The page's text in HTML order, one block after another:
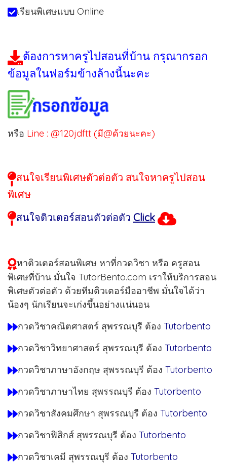
เรียนพิเศษแบบ Online
ต้องการหาครูไปสอนที่บ้าน กรุณากรอก
ข้อมูลในฟอร์มข้างล้างนี้นะคะ
หรือ Line : @120jdftt (มี@ด้วยนะคะ)
สนใจเรียนพิเศษตัวต่อตัว สนใจหาครูไปสอน
พิเศษ
สนใจติวเตอร์สอนตัวต่อตัว Click
หาติวเตอร์สอนพิเศษ หาที่กวดวิชา หรือ ครูสอน
พิเศษที่บ้าน มั่นใจ TutorBento.com เราให้บริการสอน
พิเศษตัวต่อตัว ด้วยทีมติวเตอร์มืออาชีพ มั่นใจได้ว่า
น้องๆ นักเรียนจะเก่งขึ้นอย่างแน่นอน
กวดวิชาคณิตศาสตร์ สุพรรณบุรี ต้อง Tutorbento
กวดวิชาวิทยาศาสตร์ สุพรรณบุรี ต้อง Tutorbento
กวดวิชาภาษาอังกฤษ สุพรรณบุรี ต้อง Tutorbento
กวดวิชาภาษาไทย สุพรรณบุรี ต้อง Tutorbento
กวดวิชาสังคมศึกษา สุพรรณบุรี ต้อง Tutorbento
กวดวิชาฟิสิกส์ สุพรรณบุรี ต้อง Tutorbento
กวดวิชาเคมี สุพรรณบุรี ต้อง Tutorbento